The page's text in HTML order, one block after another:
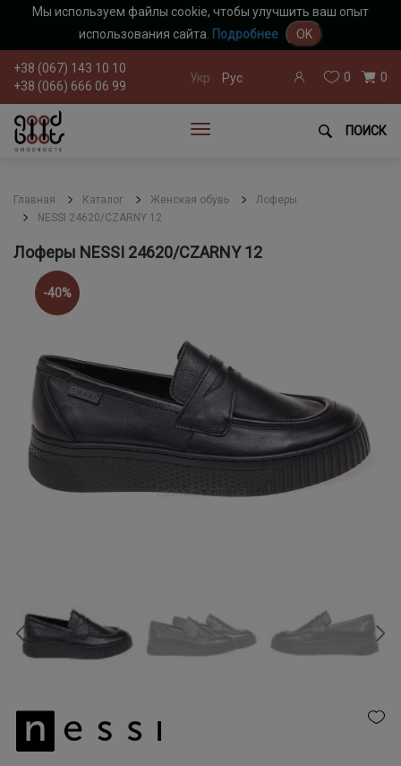
Мы используем файлы cookie, чтобы улучшить ваш опыт
использования сайта. Подробнее OK
+38 (067) 143 10 10
+38 (066) 666 06 99
Укр Рус 0 0
ПОИСК
Главная Каталог Женская обувь
Лоферы
NESSI 24620/CZARNY 12
Лоферы NESSI 24620/CZARNY 12
-40%